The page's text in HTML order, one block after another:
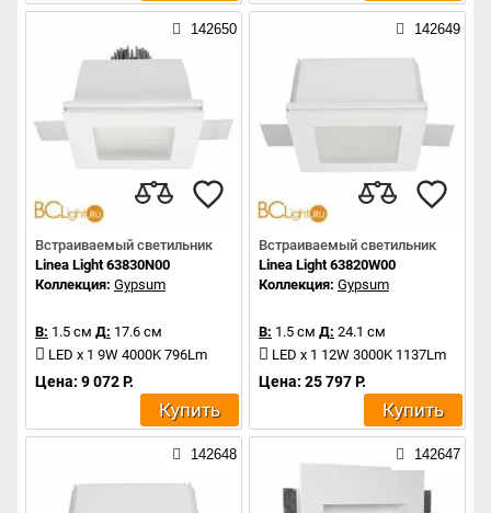
142650
Встраиваемый светильник
Linea Light 63830N00
Коллекция: Gypsum
В: 1.5 см Д: 17.6 см
LED x 1 9W 4000K 796Lm
Цена: 9 072 Р.
Купить
142649
Встраиваемый светильник
Linea Light 63820W00
Коллекция: Gypsum
В: 1.5 см Д: 24.1 см
LED x 1 12W 3000K 1137Lm
Цена: 25 797 Р.
Купить
142648 142647